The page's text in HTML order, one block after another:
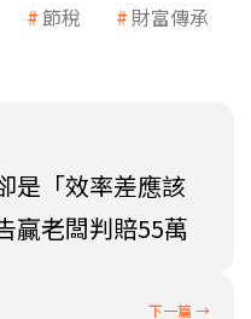
節稅
財富傳承
是「效率差應該
贏老闆判賠55萬